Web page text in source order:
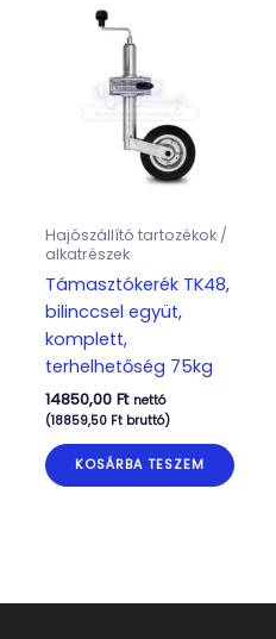
Hajószállító tartozékok /
alkatrészek
Támasztókerék TK48,
bilinccsel együt,
komplett,
terhelhetőség 75kg
14850,00 Ft nettó
(18859,50 Ftbruttó)
KOSÁRBA TESZEM